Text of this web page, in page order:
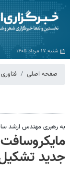
شنبه ۱۷ مرداد ۱۴۰۵
صفحه اصلی فناوری
به رهبری مهندس ارشد
جدید